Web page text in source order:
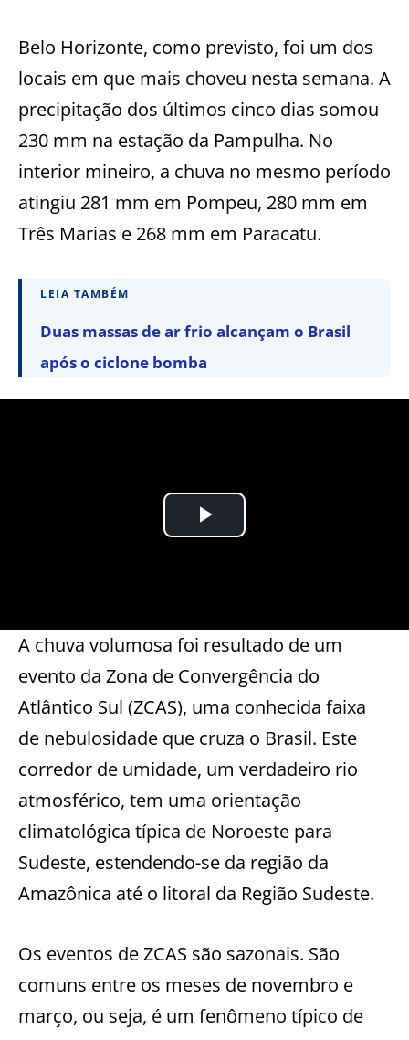
Belo Horizonte, como previsto, foi um dos
locais em que mais choveu nesta semana. A
precipitação dos últimos cinco dias somou
230 mm na estação da Pampulha. No
interior mineiro, a chuva no mesmo período
atingiu 281 mm em Pompeu, 280 mm em
Três Marias e 268 mm em Paracatu.
LEIA TAMBÉM
Duas massas de ar frio alcançam o Brasil
após o ciclone bomba
A chuva volumosa foi resultado de um
evento da Zona de Convergência do
Atlântico Sul (ZCAS), uma conhecida faixa
de nebulosidade que cruza o Brasil. Este
corredor de umidade, um verdadeiro rio
atmosférico, tem uma orientação
climatológica típica de Noroeste para
Sudeste, estendendo-se da região da
Amazônica até o litoral da Região Sudeste.
Os eventos de ZCAS são sazonais. São
comuns entre os meses de novembro e
março, ou seja, é um fenômeno típico de